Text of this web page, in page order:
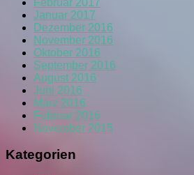
Januar 2017
Dezember 2016
November 2016
Oktober 2016
September 2016
August 2016
Juni 2016
März 2016
Februar 2016
November 2015
Kategorien